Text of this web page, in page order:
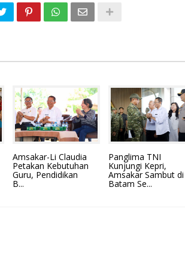
Amsakar-Li Claudia
Petakan Kebutuhan
Guru, Pendidikan
B...
Panglima TNI
Kunjungi Kepri,
Amsakar Sambut di
Batam Se...